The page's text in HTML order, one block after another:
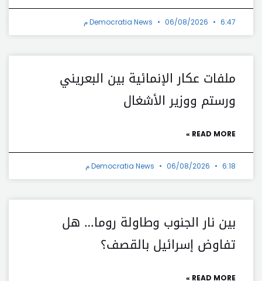
Democratia News 06/08/2026 6:47 م
ملفات عكار الإنمائية بين البعريني
ورستم ووزير الأشغال
READ MORE »
Democratia News 06/08/2026 6:18 م
بين نار الجنوب وطاولة روما… هل
تفاوض إسرائيل بالقصف؟
READ MORE »